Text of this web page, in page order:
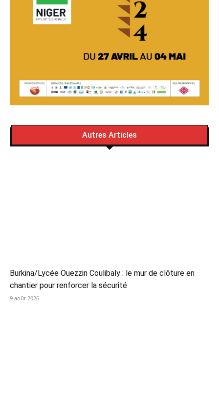
Autres Articles
Burkina/Lycée Ouezzin Coulibaly : le mur de clôture en
chantier pour renforcer la sécurité
9 août 2026